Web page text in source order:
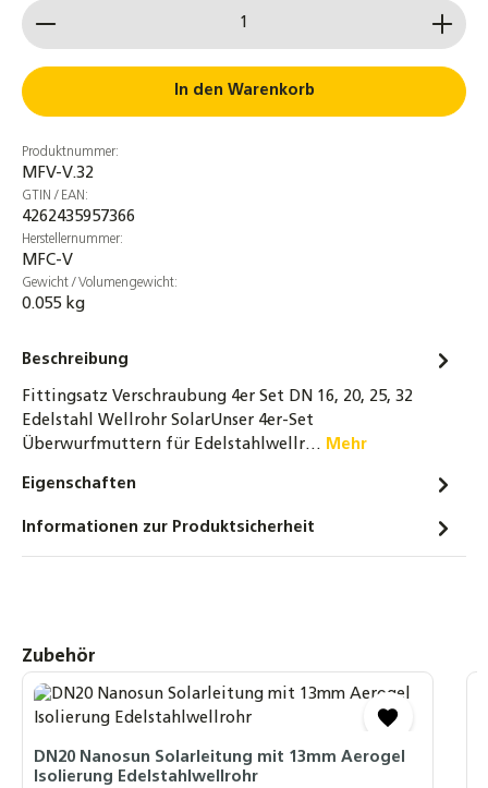
Reduzierter Doppelnippel 3/4" bis 1 1/2"
Messing - beidseitig flachdichtend -
Trinkwasser geeignet
2,90 €
32-tlg. Montage-Set für Wellrohre DN16 &
DN20 – Bördelwerkzeug, Rohrabschneider &
219,00 €
Reduzierter Doppelnippel 3/4" bis 1 1/2"
4,20 €
Messing Doppelnippel 1/2" bis 1 1/2" –
einseitig flachdichtend, gewindedichtend,
Profi-Schlagwerkzeug oder Klemmbacke
Stahl zur Bördelherstellung von Edelstahl-
und Solarwellrohren
32,50 €
Produkt Anzahl: Gib den gewünschten Wert ein
In den Warenkorb
Produktnummer:
MFV-V.32
GTIN / EAN:
4262435957366
Herstellernummer:
MFC-V
Gewicht / Volumengewicht:
0.055 kg
Beschreibung
Fittingsatz Verschraubung 4er Set DN 16, 20, 25, 32
Edelstahl Wellrohr SolarUnser 4er-Set
Überwurfmuttern für Edelstahlwellr… Mehr
Eigenschaften
Informationen zur Produktsicherheit
Produktgalerie überspringen
Zubehör
DN20 Nanosun Solarleitung mit 13mm Aerogel
Isolierung Edelstahlwellrohr